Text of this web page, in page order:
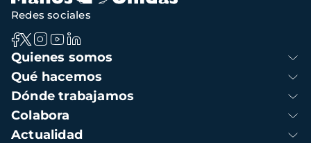
Navegación
principal
Quienes somos
Qué hacemos
Dónde trabajamos
Colabora
Actualidad
Redes sociales